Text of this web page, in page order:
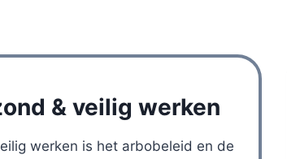
& veilig werken
werken is het arbobeleid en de